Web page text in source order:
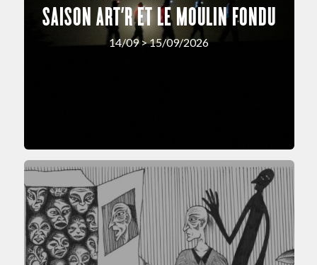
SAISON ART’R ET LE MOULIN FONDU
14/09 > 15/09/2026